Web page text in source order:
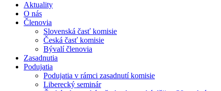
Aktuality
O nás
Členovia
Slovenská časť komisie
Česká časť komisie
Bývalí členovia
Zasadnutia
Podujatia
Podujatia v rámci zasadnutí komisie
Liberecký seminár